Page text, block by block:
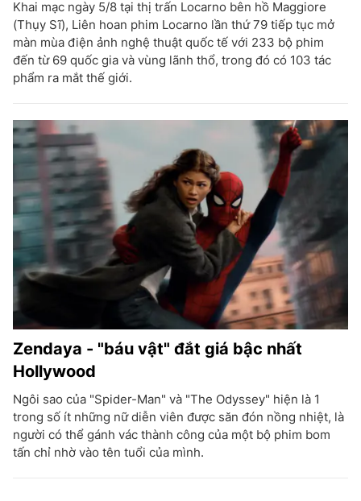
Khai mạc ngày 5/8 tại thị trấn Locarno bên hồ Maggiore
(Thụy Sĩ), Liên hoan phim Locarno lần thứ 79 tiếp tục mở
màn mùa điện ảnh nghệ thuật quốc tế với 233 bộ phim
đến từ 69 quốc gia và vùng lãnh thổ, trong đó có 103 tác
phẩm ra mắt thế giới.
Zendaya - "báu vật" đắt giá bậc nhất
Hollywood
Ngôi sao của "Spider-Man" và "The Odyssey" hiện là 1
trong số ít những nữ diễn viên được săn đón nồng nhiệt, là
người có thể gánh vác thành công của một bộ phim bom
tấn chỉ nhờ vào tên tuổi của mình.